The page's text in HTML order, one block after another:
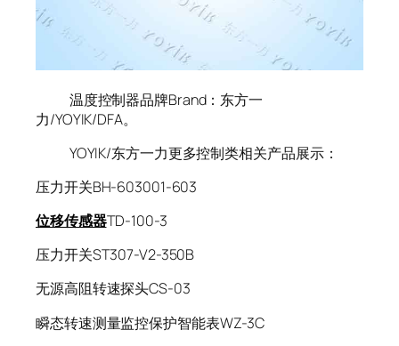
温度控制器品牌Brand：东方一
力/YOYIK/DFA。
YOYIK/东方一力更多控制类相关产品展示：
压力开关BH-603001-603
位移传感器TD-100-3
压力开关ST307-V2-350B
无源高阻转速探头CS-03
瞬态转速测量监控保护智能表WZ-3C